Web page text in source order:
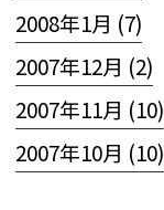
2008年1月 (7)
2007年12月 (2)
2007年11月 (10)
2007年10月 (10)